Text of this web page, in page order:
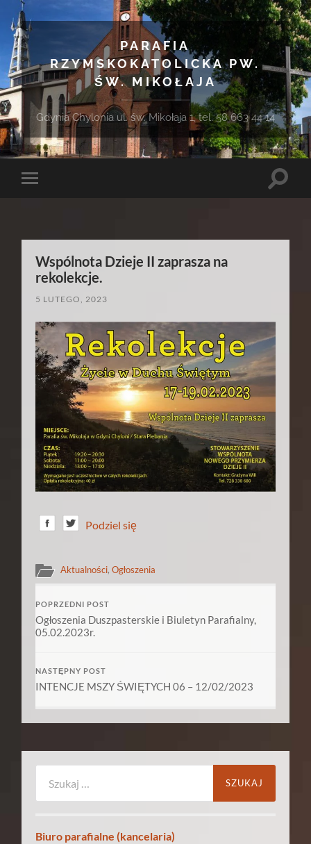
PARAFIA
RZYMSKOKATOLICKA PW.
ŚW. MIKOŁAJA
Gdynia Chylonia ul. św. Mikołaja 1, tel. 58 663 44 14
Toggle
Toggle
Wspólnota Dzieje II zaprasza na
rekolekcje.
5 LUTEGO, 2023
Podziel się
Aktualności,Ogłoszenia
POPRZEDNI POST
Ogłoszenia Duszpasterskie i Biuletyn Parafialny,
05.02.2023r.
NASTĘPNY POST
INTENCJE MSZY ŚWIĘTYCH 06 – 12/02/2023
Biuro parafialne (kancelaria)